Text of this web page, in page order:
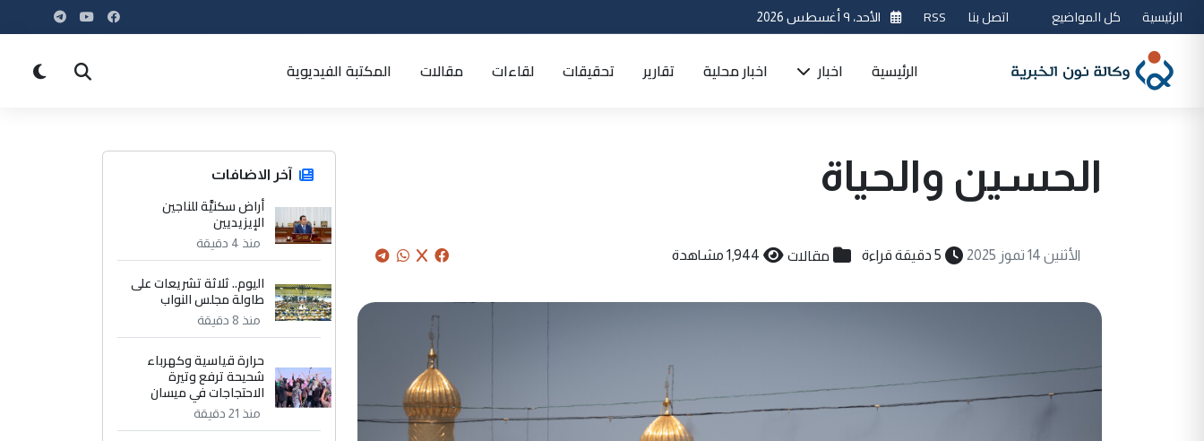
الرئيسية كل المواضيع اتصل بنا RSS الأحد، ٩ أغسطس 2026
الرئيسية اخبار اخبار محلية تقارير تحقيقات لقاءات مقالات المكتبة الفيديوية
الحسين والحياة
الأثنين 14 تموز 2025 5 دقيقة قراءة مقالات 1,944 مشاهدة
آخر الاضافات
أراض سكنيَّة للناجين
الإيزيديين
منذ 4 دقيقة
اليوم.. ثلاثة تشريعات على
طاولة مجلس النواب
منذ 8 دقيقة
حرارة قياسية وكهرباء
شحيحة ترفع وتيرة
الاحتجاجات في ميسان
منذ 21 دقيقة